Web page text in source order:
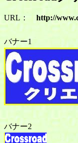
URL： http://
バナー1
バナー2